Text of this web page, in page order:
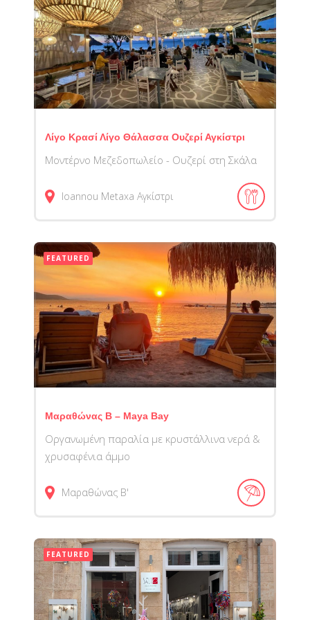
Λίγο Κρασί Λίγο Θάλασσα Ουζερί Αγκίστρι
Μοντέρνο Μεζεδοπωλείο - Ουζερί στη Σκάλα
Ioannou Metaxa Αγκίστρι
FEATURED
Μαραθώνας Β – Maya Bay
Οργανωμένη παραλία με κρυστάλλινα νερά &
χρυσαφένια άμμο
Μαραθώνας Β'
FEATURED